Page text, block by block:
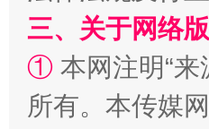
三、关于网络
① 本网注明“
所有。本传媒